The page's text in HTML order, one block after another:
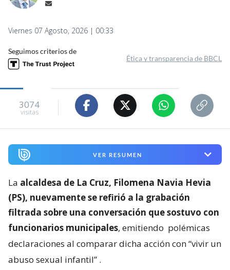
Viernes 07 Agosto, 2026 | 00:33
Seguimos criterios de
Ética y transparencia de BBCL
3074
visitas
VER RESUMEN
La alcaldesa de La Cruz, Filomena Navia Hevia
(PS), nuevamente se refirió a la grabación
filtrada sobre una conversación que sostuvo con
funcionarios municipales, emitiendo polémicas
declaraciones al comparar dicha acción con “vivir un
abuso sexual infantil” .